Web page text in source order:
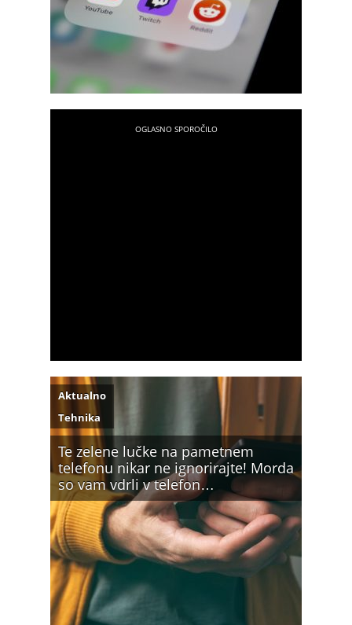
Te zelene lučke na pametnem
telefonu nikar ne ignorirajte! Morda
so vam vdrli v telefon…
Aktualno
Tehnika